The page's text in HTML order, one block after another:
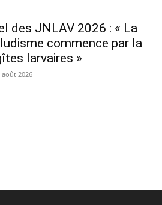
des JNLAV 2026 : « La
commence par la
larvaires »
août 2026